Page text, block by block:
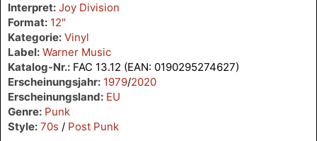
Interpret: Joy Division
Format: 12"
Kategorie: Vinyl
Label: Warner Music
Katalog-Nr.: FAC 13.12 (EAN: 0190295274627)
Erscheinungsjahr: 1979/2020
Erscheinungsland: EU
Genre: Punk
Style: 70s / Post Punk